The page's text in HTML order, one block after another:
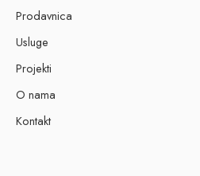
Prodavnica
Usluge
Projekti
O nama
Kontakt